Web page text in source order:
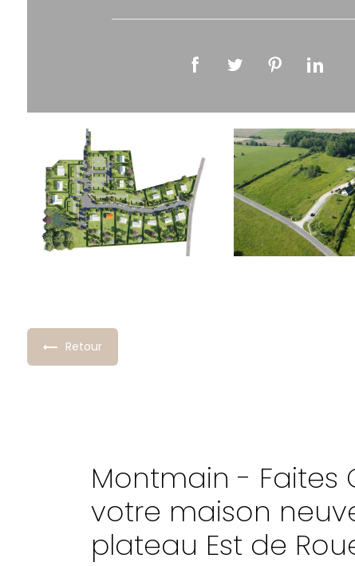
Retour
Montmain - Faites
votre maison
plateau Est de